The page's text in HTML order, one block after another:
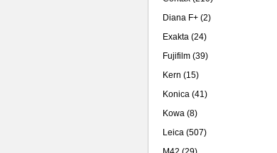
Diana F+ (2)
Exakta (24)
Fujifilm (39)
Kern (15)
Konica (41)
Kowa (8)
Leica (507)